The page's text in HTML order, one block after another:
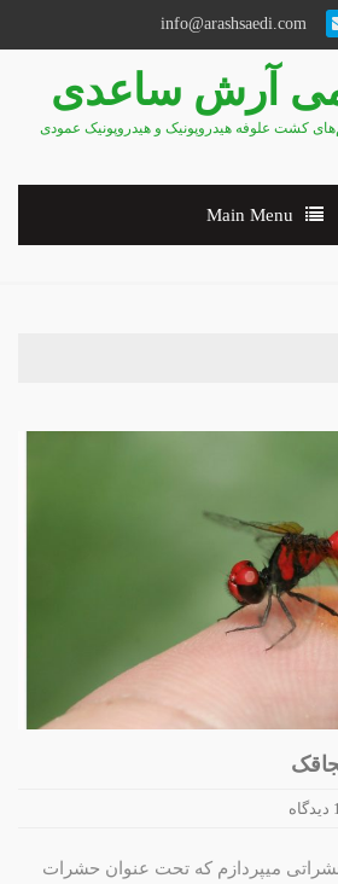
آرش ساعدی
کشت علوفه هیدروپونیک و هیدروپونیک عمودی
Main Menu
میپردازم که تحت عنوان حشرات